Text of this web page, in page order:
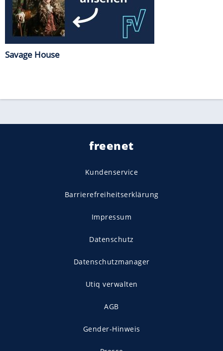
Savage House
freenet
Kundenservice
Barrierefreiheitserklärung
Impressum
Datenschutz
Datenschutzmanager
Utiq verwalten
AGB
Gender-Hinweis